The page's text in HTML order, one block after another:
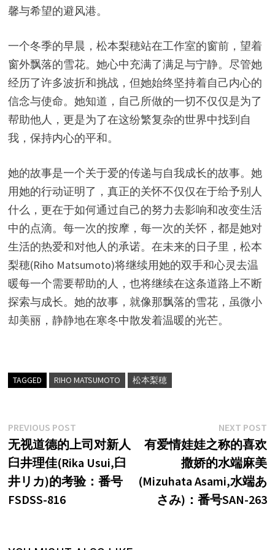
馨与希望的避风港。
一个冬季的早晨，松本梨穂站在工作室的窗前，望着
窗外飘落的雪花。她心中充满了满足与宁静。尽管她
经历了许多波折和挑战，但她始终坚持着自己内心的
信念与使命。她知道，自己所做的一切不仅仅是为了
帮助他人，更是为了在这纷繁复杂的世界中找到自
我，保持内心的平和。
她的故事是一个关于爱的传递与自我成长的故事。她
用她的行动证明了，真正的关怀不仅仅在于给予别人
什么，更在于如何通过自己的努力去影响和改变生活
中的点滴。每一次的按摩，每一次的关怀，都是她对
生活的热爱和对他人的承诺。在未来的日子里，松本
梨穂(Riho Matsumoto)将继续用她的双手和心灵去温
暖每一个需要帮助的人，也将继续在这条道路上不断
探索与成长。她的故事，就像那飘落的雪花，虽微小
却美丽，静静地在寒冬中散发着温暖的光芒。
TAGGED RIHO MATSUMOTO 松本梨穂
文
章
导
航
PREVIOUS POSTPrevious
post:
无视道德的上司对新人
臼井理佳(Rika Usui,臼
井リカ)的考验：番号
FSDSS-816
NEXT POST
有爱情娃娃之称的喜欢
撒娇的水端麻美
(Mizuhata Asami,水端あ
さみ)：番号SAN-263